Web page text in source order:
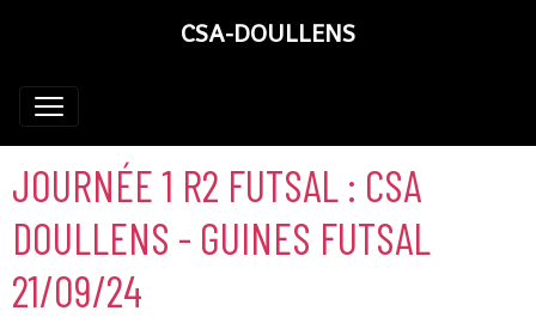
CSA-DOULLENS
JOURNÉE 1 R2 FUTSAL : CSA
DOULLENS - GUINES FUTSAL
21/09/24